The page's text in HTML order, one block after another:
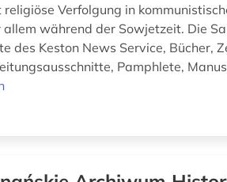
Verfolgung in
allem während der Sowjetzeit. Die
des Keston News Service, Bücher,
Pamphlete,